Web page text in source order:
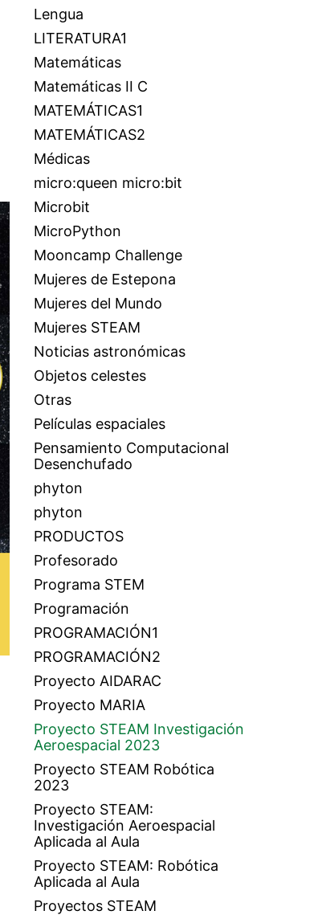
Lengua
LITERATURA1
Matemáticas
Matemáticas II C
MATEMÁTICAS1
MATEMÁTICAS2
Médicas
micro:queen micro:bit
Microbit
MicroPython
Mooncamp Challenge
Mujeres de Estepona
Mujeres del Mundo
Mujeres STEAM
Noticias astronómicas
Objetos celestes
Otras
Películas espaciales
Pensamiento Computacional
Desenchufado
phyton
phyton
PRODUCTOS
Profesorado
Programa STEM
Programación
PROGRAMACIÓN1
PROGRAMACIÓN2
Proyecto AIDARAC
Proyecto MARIA
Proyecto STEAM Investigación
Aeroespacial 2023
Proyecto STEAM Robótica
2023
Proyecto STEAM:
Investigación Aeroespacial
Aplicada al Aula
Proyecto STEAM: Robótica
Aplicada al Aula
Proyectos STEAM